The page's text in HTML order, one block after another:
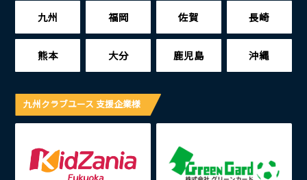
九州 福岡 佐賀 長崎
熊本 大分 鹿児島 沖縄
九州クラブユース 支援企業様